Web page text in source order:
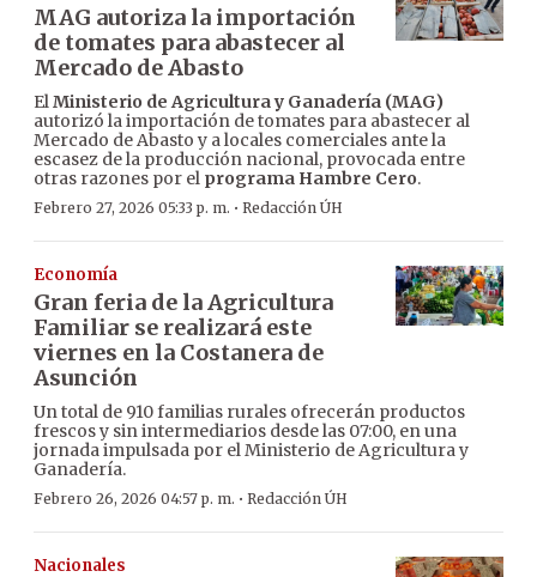
MAG autoriza la importación
de tomates para abastecer al
Mercado de Abasto
ElMinisterio de Agricultura y Ganadería (MAG)
autorizó la importación de tomates para abastecer al
Mercado de Abasto y a locales comerciales ante la
escasez de la producción nacional, provocada entre
otras razones por el programa Hambre Cero.
Febrero 27, 2026 05:33 p. m. · Redacción ÚH
Economía
Gran feria de la Agricultura
Familiar se realizará este
viernes en la Costanera de
Asunción
Un total de 910 familias rurales ofrecerán productos
frescos y sin intermediarios desde las 07:00, en una
jornada impulsada por el Ministerio de Agricultura y
Ganadería.
Febrero 26, 2026 04:57 p. m. · Redacción ÚH
Nacionales